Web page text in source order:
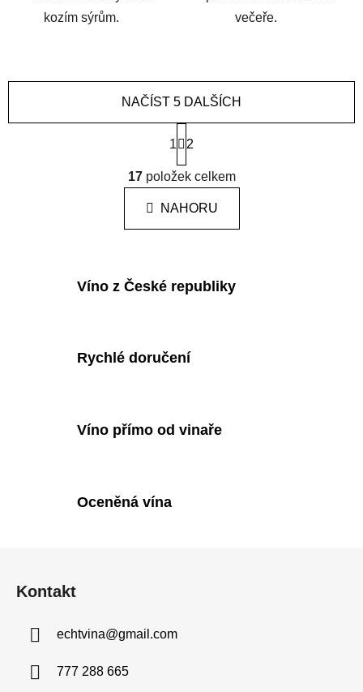
kozím sýrům.
večeře.
O
v
l
á
d
í
k
p
NAČÍST 5 DALŠÍCH
t
r
á
n
k
í
1 2
17položek celkem
NAHORU
Víno z České republiky
Rychlé doručení
Víno přímo od vinaře
Oceněná vína
Kontakt
echtvina@gmail.com
777 288 665